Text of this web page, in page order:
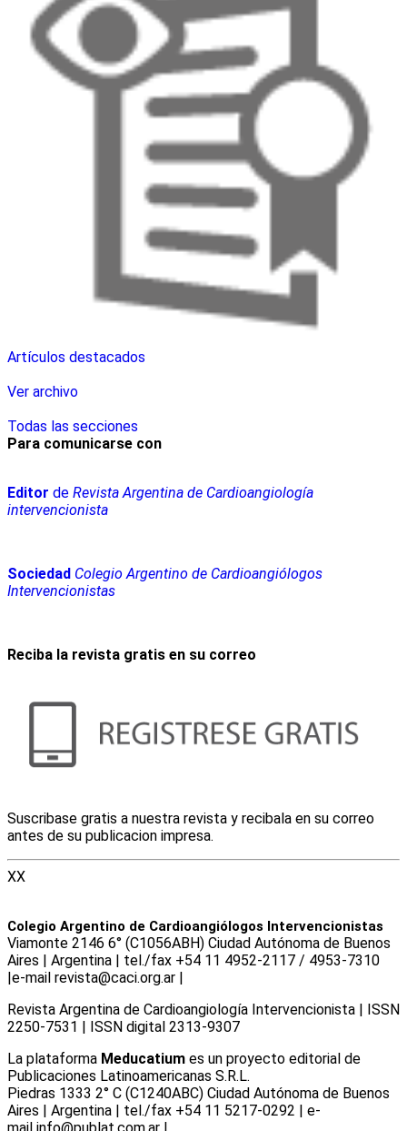
Artículos destacados
Ver archivo
Todas las secciones
Para comunicarse con
Editor de Revista Argentina de Cardioangiología
intervencionista
Sociedad Colegio Argentino de Cardioangiólogos
Intervencionistas
Reciba la revista gratis en su correo
Suscribase gratis a nuestra revista y recibala en su correo
antes de su publicacion impresa.
XX
Colegio Argentino de Cardioangiólogos Intervencionistas
Viamonte 2146 6° (C1056ABH) Ciudad Autónoma de Buenos
Aires | Argentina | tel./fax +54 11 4952-2117 / 4953-7310
|e-mail revista@caci.org.ar |
Revista Argentina de Cardioangiologí­a Intervencionista | ISSN
2250-7531 | ISSN digital 2313-9307
La plataforma Meducatium es un proyecto editorial de
Publicaciones Latinoamericanas S.R.L.
Piedras 1333 2° C (C1240ABC) Ciudad Autónoma de Buenos
Aires | Argentina | tel./fax +54 11 5217-0292 | e-